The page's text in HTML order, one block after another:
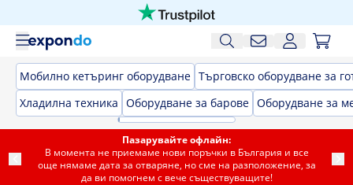
Мобилно кетъринг оборудване Търговско оборудване за
Хладилна техника Оборудване за барове Оборудване за
Пазарувайте офлайн:
В момента не приемаме нови поръчки в България и все
още нямаме дата за отваряне, но сме на разположение, за
да ви помогнем с вече съществуващите!